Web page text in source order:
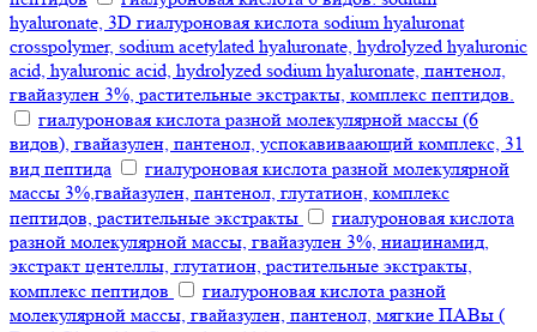
hyaluronate, 3D гиалуроновая кислота sodium hyaluronat
crosspolymer, sodium acetylated hyaluronate, hydrolyzed hyaluronic
acid, hyaluronic acid, hydrolyzed sodium hyaluronate, пантенол,
гвайазулен 3%, растительные экстракты, комплекс пептидов.
гиалуроновая кислота разной молекулярной массы (6
видов), гвайазулен, пантенол, успокавиваающий комплекс, 31
вид пептида
гиалуроновая кислота разной молекулярной
массы 3%,гвайазулен, пантенол, глутатион, комплекс
пептидов, растительные экстракты
гиалуроновая кислота
разной молекулярной массы, гвайазулен 3%, ниацинамид,
экстракт центеллы, глутатион, растительные экстракты,
комплекс пептидов
гиалуроновая кислота разной
молекулярной массы, гвайазулен, пантенол, мягкие ПАВы (